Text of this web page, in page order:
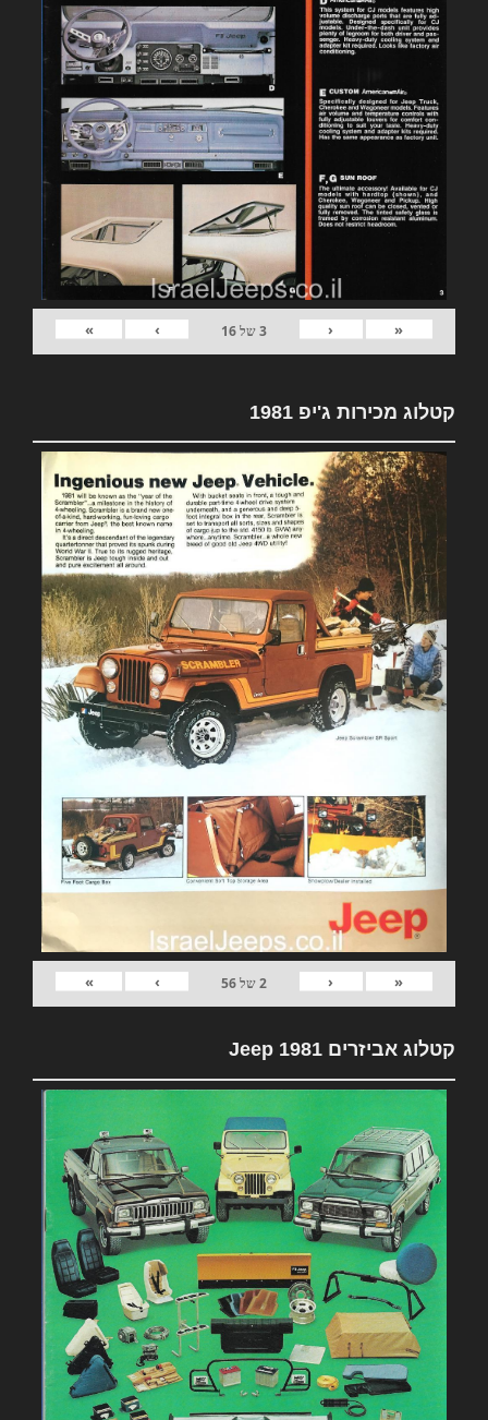
«
‹
3של16
›
»
קטלוג מכירות ג'יפ 1981
«
‹
2של56
›
»
קטלוג אביזרים 1981 Jeep